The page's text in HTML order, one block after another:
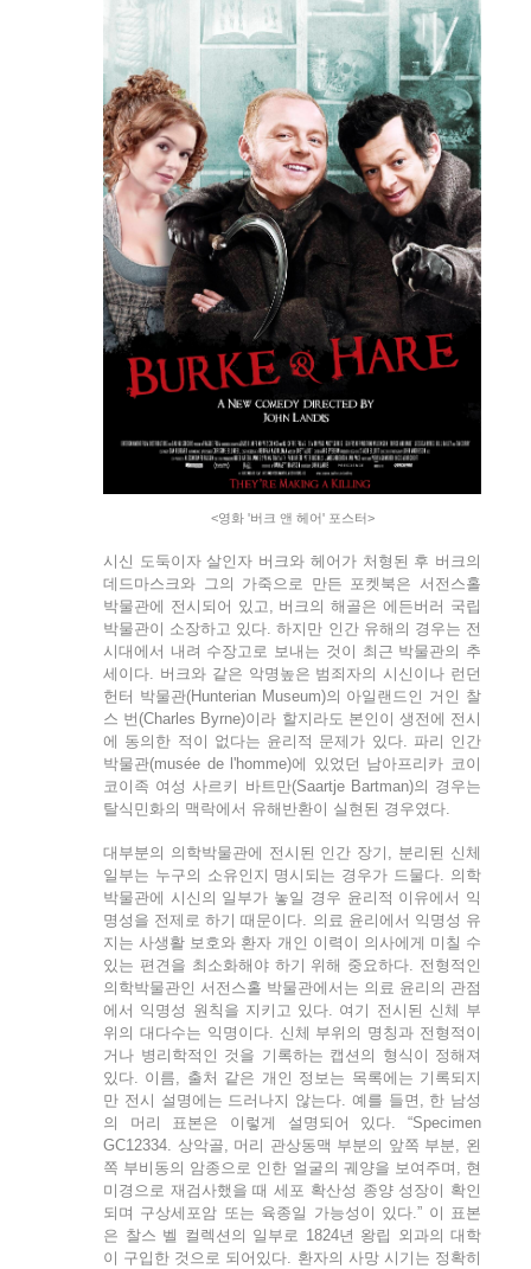
<영화 '버크 앤 헤어' 포스터>
시신 도둑이자 살인자 버크와 헤어가 처형된 후 버크의
데드마스크와 그의 가죽으로 만든 포켓북은 서전스홀
박물관에 전시되어 있고, 버크의 해골은 에든버러 국립
박물관이 소장하고 있다. 하지만 인간 유해의 경우는 전
시대에서 내려 수장고로 보내는 것이 최근 박물관의 추
세이다. 버크와 같은 악명높은 범죄자의 시신이나 런던
헌터 박물관(Hunterian Museum)의 아일랜드인 거인 찰
스 번(Charles Byrne)이라 할지라도 본인이 생전에 전시
에 동의한 적이 없다는 윤리적 문제가 있다. 파리 인간
박물관(musée de l'homme)에 있었던 남아프리카 코이
코이족 여성 사르키 바트만(Saartje Bartman)의 경우는
탈식민화의 맥락에서 유해반환이 실현된 경우였다.
대부분의 의학박물관에 전시된 인간 장기, 분리된 신체
일부는 누구의 소유인지 명시되는 경우가 드물다. 의학
박물관에 시신의 일부가 놓일 경우 윤리적 이유에서 익
명성을 전제로 하기 때문이다. 의료 윤리에서 익명성 유
지는 사생활 보호와 환자 개인 이력이 의사에게 미칠 수
있는 편견을 최소화해야 하기 위해 중요하다. 전형적인
의학박물관인 서전스홀 박물관에서는 의료 윤리의 관점
에서 익명성 원칙을 지키고 있다. 여기 전시된 신체 부
위의 대다수는 익명이다. 신체 부위의 명칭과 전형적이
거나 병리학적인 것을 기록하는 캡션의 형식이 정해져
있다. 이름, 출처 같은 개인 정보는 목록에는 기록되지
만 전시 설명에는 드러나지 않는다. 예를 들면, 한 남성
의 머리 표본은 이렇게 설명되어 있다. “Specimen
GC12334. 상악골, 머리 관상동맥 부분의 앞쪽 부분, 왼
쪽 부비동의 암종으로 인한 얼굴의 궤양을 보여주며, 현
미경으로 재검사했을 때 세포 확산성 종양 성장이 확인
되며 구상세포암 또는 육종일 가능성이 있다.” 이 표본
은 찰스 벨 컬렉션의 일부로 1824년 왕립 외과의 대학
이 구입한 것으로 되어있다. 환자의 사망 시기는 정확히